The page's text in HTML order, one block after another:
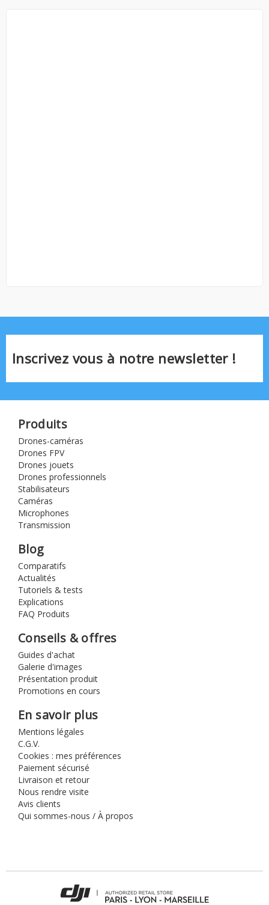
Inscrivez vous à notre newsletter !
Produits
Drones-caméras
Drones FPV
Drones jouets
Drones professionnels
Stabilisateurs
Caméras
Microphones
Transmission
Blog
Comparatifs
Actualités
Tutoriels & tests
Explications
FAQ Produits
Conseils & offres
Guides d'achat
Galerie d'images
Présentation produit
Promotions en cours
En savoir plus
Mentions légales
C.G.V.
Cookies : mes préférences
Paiement sécurisé
Livraison et retour
Nous rendre visite
Avis clients
Qui sommes-nous / À propos